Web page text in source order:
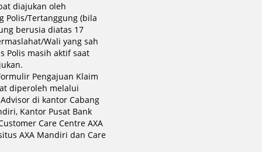
diajukan oleh
Polis/Tertanggung (bila
berusia diatas 17
Wali yang sah
Polis masih aktif saat
Pengajuan Klaim
diperoleh melalui
di kantor Cabang
Kantor Pusat Bank
Care Centre AXA
AXA Mandiri dan Care